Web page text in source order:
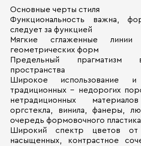
Основные черты стиля
Функциональность важна,
следует за функцией
Мягкие сглаженные линии
геометрических форм
Предельный прагматизм
пространства
Широкое использование
традиционных – недорогих
нетрадиционных
оргстекла, винила, фанеры,
очередь формовочного пластика
Широкий спектр цветов от
насыщенных, контрастное